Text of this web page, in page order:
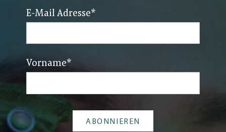
E-Mail Adresse*
Vorname*